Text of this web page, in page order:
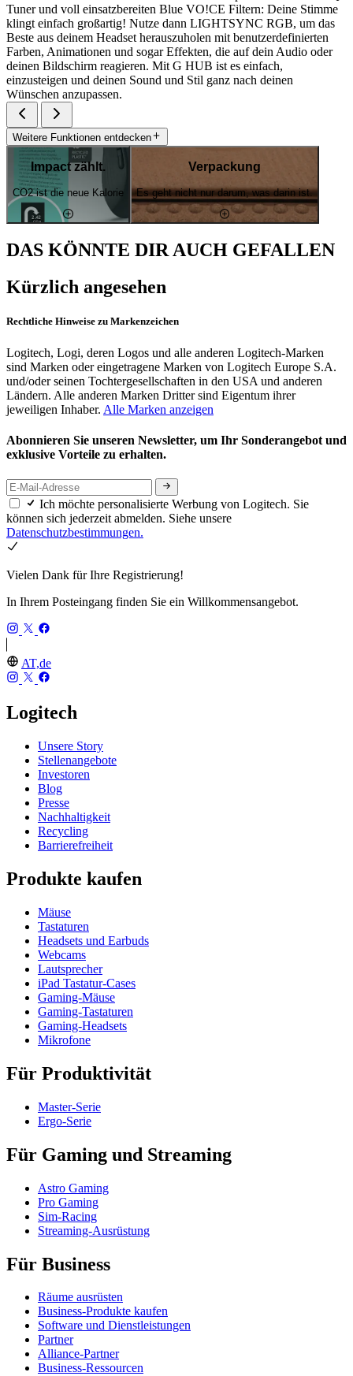
Tuner und voll einsatzbereiten Blue VO!CE Filtern: Deine Stimme
klingt einfach großartig! Nutze dann LIGHTSYNC RGB, um das
Beste aus deinem Headset herauszuholen mit benutzerdefinierten
Farben, Animationen und sogar Effekten, die auf dein Audio oder
deinen Bildschirm reagieren. Mit G HUB ist es einfach,
einzusteigen und deinen Sound und Stil ganz nach deinen
Wünschen anzupassen.
Weitere Funktionen entdecken
Impact zählt.
CO2 ist die neue Kalorie
Verpackung
Es geht nicht nur darum, was darin ist.
DAS KÖNNTE DIR AUCH GEFALLEN
Kürzlich angesehen
Rechtliche Hinweise zu Markenzeichen
Logitech, Logi, deren Logos und alle anderen Logitech-Marken
sind Marken oder eingetragene Marken von Logitech Europe S.A.
und/oder seinen Tochtergesellschaften in den USA und anderen
Ländern. Alle anderen Marken Dritter sind Eigentum ihrer
jeweiligen Inhaber. Alle Marken anzeigen
Abonnieren Sie unseren Newsletter, um Ihr Sonderangebot und
exklusive Vorteile zu erhalten.
Ich möchte personalisierte Werbung von Logitech. Sie
können sich jederzeit abmelden. Siehe unsere
Datenschutzbestimmungen.
Vielen Dank für Ihre Registrierung!
In Ihrem Posteingang finden Sie ein Willkommensangebot.
AT,de
Logitech
Unsere Story
Stellenangebote
Investoren
Blog
Presse
Nachhaltigkeit
Recycling
Barrierefreiheit
Produkte kaufen
Mäuse
Tastaturen
Headsets und Earbuds
Webcams
Lautsprecher
iPad Tastatur-Cases
Gaming-Mäuse
Gaming-Tastaturen
Gaming-Headsets
Mikrofone
Für Produktivität
Master-Serie
Ergo-Serie
Für Gaming und Streaming
Astro Gaming
Pro Gaming
Sim-Racing
Streaming-Ausrüstung
Für Business
Räume ausrüsten
Business-Produkte kaufen
Software und Dienstleistungen
Partner
Alliance-Partner
Business-Ressourcen